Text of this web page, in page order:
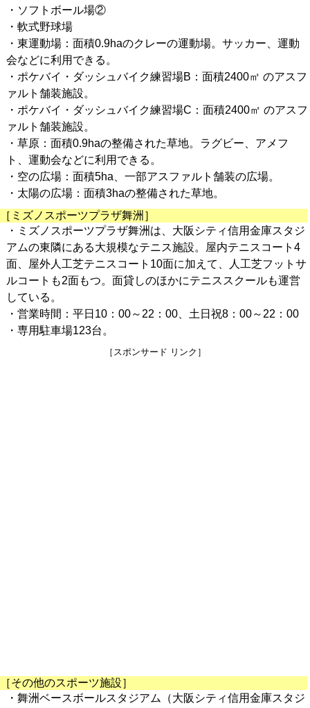
・ソフトボール場②
・軟式野球場
・東運動場：面積0.9haのクレーの運動場。サッカー、運動
会などに利用できる。
・ポケバイ・ダッシュバイク練習場B：面積2400㎡ のアスフ
ァルト舗装施設。
・ポケバイ・ダッシュバイク練習場C：面積2400㎡ のアスフ
ァルト舗装施設。
・草原：面積0.9haの整備された草地。ラグビー、アメフ
ト、運動会などに利用できる。
・空の広場：面積5ha、一部アスファルト舗装の広場。
・太陽の広場：面積3haの整備された草地。
［ミズノスポーツプラザ舞洲］
・ミズノスポーツプラザ舞洲は、大阪シティ信用金庫スタジ
アムの東隣にある大規模なテニス施設。屋内テニスコート4
面、屋外人工芝テニスコート10面に加えて、人工芝フットサ
ルコートも2面もつ。面貸しのほかにテニススクールも運営
している。
・営業時間：平日10：00～22：00、土日祝8：00～22：00
・専用駐車場123台。
［スポンサード リンク］
［その他のスポーツ施設］
・舞洲ベースボールスタジアム（大阪シティ信用金庫スタジ